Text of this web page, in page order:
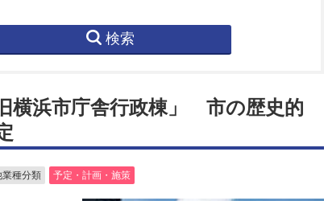
検索
浜市庁舎行政棟」 市の歴史的
業種分類 予定・計画・施策